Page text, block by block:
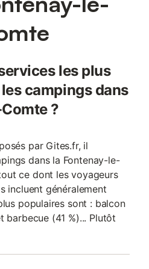
les plus
campings dans
?
par Gites.fr, il
dans la Fontenay-le-
ce dont les voyageurs
incluent généralement
populaires sont : balcon
barbecue (41 %)... Plutôt